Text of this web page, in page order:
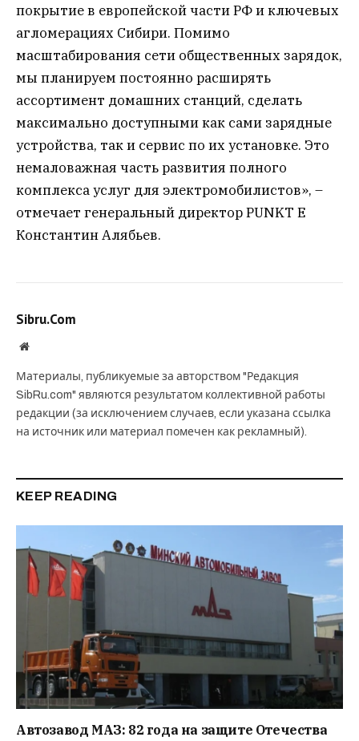
покрытие в европейской части РФ и ключевых
агломерациях Сибири. Помимо
масштабирования сети общественных зарядок,
мы планируем постоянно расширять
ассортимент домашних станций, сделать
максимально доступными как сами зарядные
устройства, так и сервис по их установке. Это
немаловажная часть развития полного
комплекса услуг для электромобилистов», –
отмечает генеральный директор PUNKT E
Константин Алябьев.
Sibru.Com
Website
Материалы, публикуемые за авторством "Редакция
SibRu.com" являются результатом коллективной работы
редакции (за исключением случаев, если указана ссылка
на источник или материал помечен как рекламный).
KEEP READING
Автозавод МАЗ: 82 года на защите Отечества